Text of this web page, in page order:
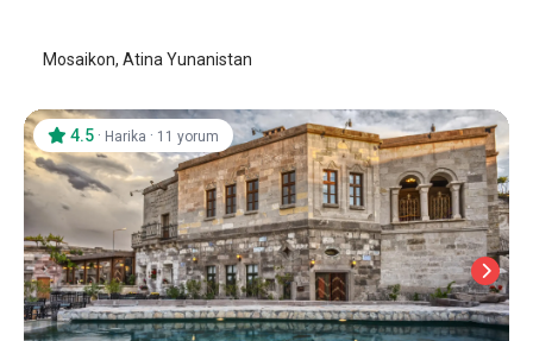
Mosaikon, Atina Yunanistan
4.5 · Harika · 11 yorum